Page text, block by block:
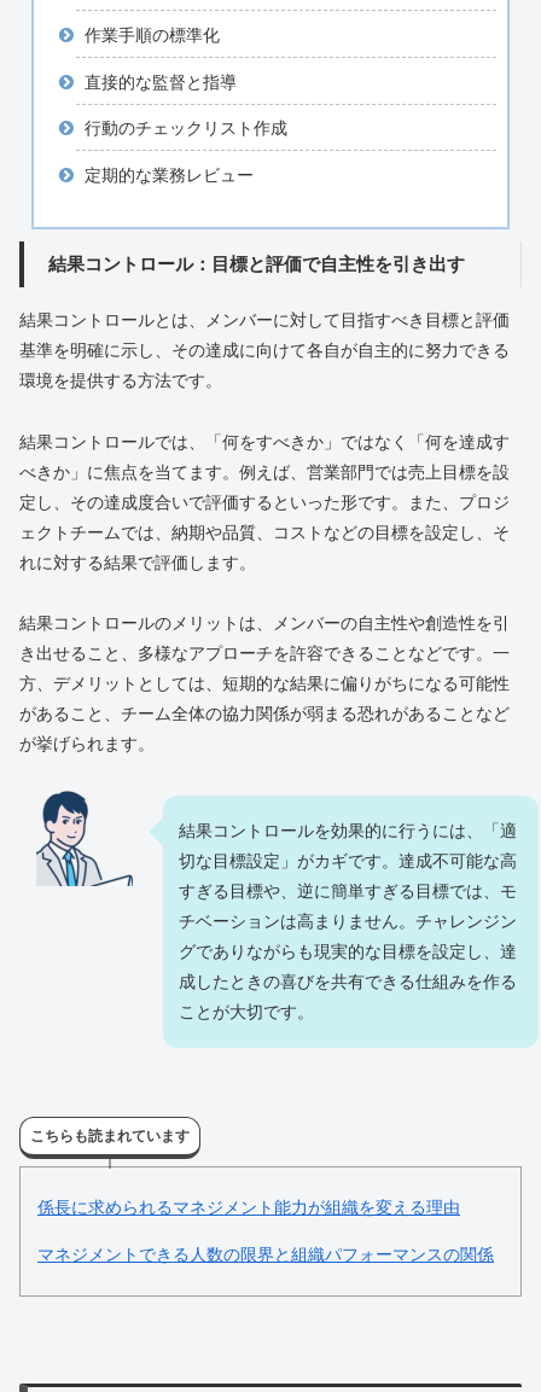
作業手順の標準化
直接的な監督と指導
行動のチェックリスト作成
定期的な業務レビュー
結果コントロール：目標と評価で自主性を引き出す
結果コントロールとは、メンバーに対して目指すべき目標と評価
基準を明確に示し、その達成に向けて各自が自主的に努力できる
環境を提供する方法です。
結果コントロールでは、「何をすべきか」ではなく「何を達成す
べきか」に焦点を当てます。例えば、営業部門では売上目標を設
定し、その達成度合いで評価するといった形です。また、プロジ
ェクトチームでは、納期や品質、コストなどの目標を設定し、そ
れに対する結果で評価します。
結果コントロールのメリットは、メンバーの自主性や創造性を引
き出せること、多様なアプローチを許容できることなどです。一
方、デメリットとしては、短期的な結果に偏りがちになる可能性
があること、チーム全体の協力関係が弱まる恐れがあることなど
が挙げられます。
結果コントロールを効果的に行うには、「適
切な目標設定」がカギです。達成不可能な高
すぎる目標や、逆に簡単すぎる目標では、モ
チベーションは高まりません。チャレンジン
グでありながらも現実的な目標を設定し、達
成したときの喜びを共有できる仕組みを作る
ことが大切です。
こちらも読まれています
係長に求められるマネジメント能力が組織を変える理由
マネジメントできる人数の限界と組織パフォーマンスの関係